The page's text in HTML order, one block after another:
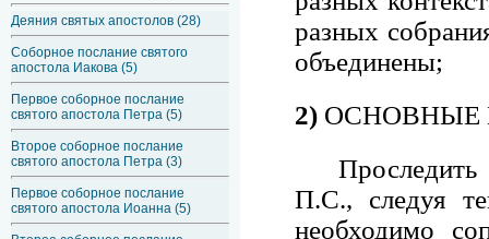
Деяния святых апостолов (28)
Соборное послание святого
апостола Иакова (5)
Первое соборное послание
святого апостола Петра (5)
Второе соборное послание
святого апостола Петра (3)
Первое соборное послание
святого апостола Иоанна (5)
разных
объединены;
2) ОСНОВНЫЕ
Проследить
П.С., следуя
необходимо